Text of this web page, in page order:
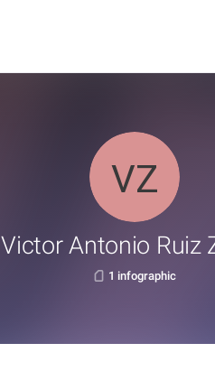
Victor Antonio Ruiz
1 infographic